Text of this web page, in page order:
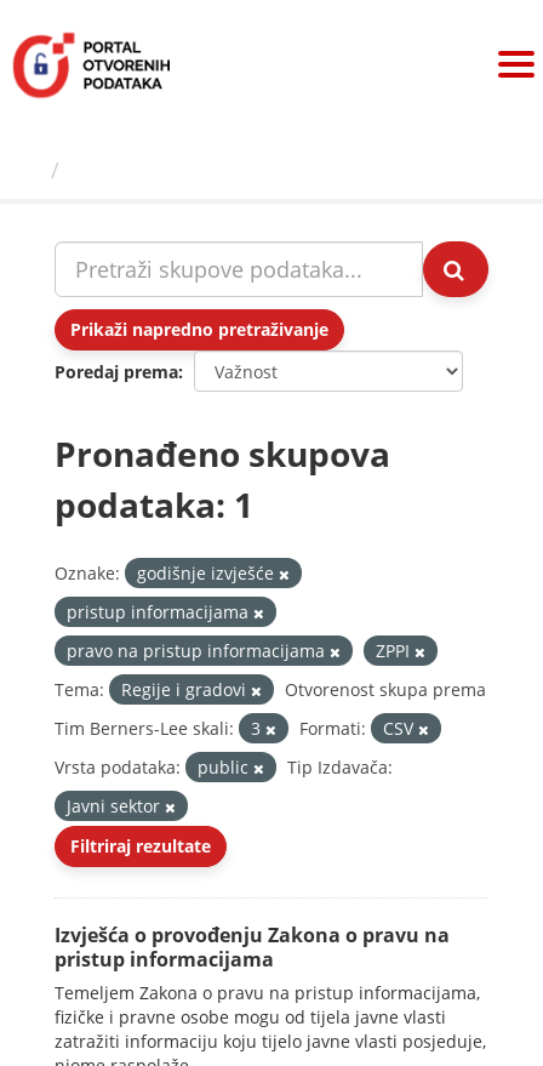
sadržaj
Prikaži napredno pretraživanje
Poredaj prema
Pronađeno skupova
podataka: 1
Oznake:
godišnje izvješće
pristup informacijama
pravo na pristup informacijama
ZPPI
Tema:
Regije i gradovi
Otvorenost skupa prema
Tim Berners-Lee skali:
3 Formati:
CSV
Vrsta podataka:
public
Tip Izdavača:
Javni sektor
Filtriraj rezultate
Izvješća o provođenju Zakona o pravu na
pristup informacijama
Temeljem Zakona o pravu na pristup informacijama,
fizičke i pravne osobe mogu od tijela javne vlasti
zatražiti informaciju koju tijelo javne vlasti posjeduje,